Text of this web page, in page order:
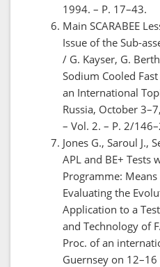
1994. – P. 17–43.
Main SCARABEE
Issue of the Sub-
/ G. Kayser, G.
Sodium Cooled
an International
Russia, October
– Vol. 2. – P. 2/
Jones G., Saroul J.,
APL and BE+ Tests
Programme:
Evaluating the
Application to a
and Technology of
Proc. of an
Guernsey on 12–16